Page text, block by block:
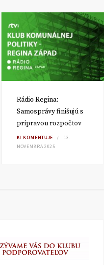
Rádio Regina:
Samosprávy finišujú s
prípravou rozpočtov
KI KOMENTUJE
13.
NOVEMBRA 2025